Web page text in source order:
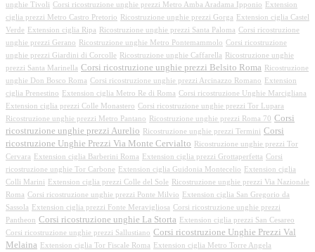
unghie Tivoli Corsi ricostruzione unghie prezzi Metro Amba Aradama Ipponio
Extension
ciglia prezzi Metro Castro Pretorio
Ricostruzione unghie prezzi Gorga
Extension ciglia Castel
Verde
Extension ciglia Ripa Ricostruzione unghie prezzi Santa Paloma Corsi ricostruzione
unghie prezzi Gerano
Ricostruzione unghie Metro Pontemammolo Corsi ricostruzione
unghie prezzi Giardini di Corcolle
Ricostruzione unghie Caffarella
Ricostruzione unghie
prezzi Santa Marinella Corsi ricostruzione unghie prezzi Belsito Roma
Ricostruzione
unghie Don Bosco Roma Corsi ricostruzione unghie prezzi Arcinazzo Romano
Extension
ciglia Prenestino
Extension ciglia Metro Re di Roma Corsi ricostruzione Unghie Marcigliana
Extension ciglia prezzi Colle Monastero Corsi ricostruzione unghie prezzi Tor Lupara
Ricostruzione unghie prezzi Metro Pantano
Ricostruzione unghie prezzi Roma 70 Corsi
ricostruzione unghie prezzi Aurelio
Ricostruzione unghie prezzi Termini Corsi
ricostruzione Unghie Prezzi Via Monte Cervialto
Ricostruzione unghie prezzi Tor
Cervara
Extension ciglia Barberini Roma Extension ciglia prezzi Grottaperfetta Corsi
ricostruzione unghie Tor Carbone
Extension ciglia Guidonia Montecelio
Extension ciglia
Colli Marini
Extension ciglia prezzi Colle del Sole
Ricostruzione unghie prezzi Via Nazionale
Roma Corsi ricostruzione unghie prezzi Ponte Milvio
Extension ciglia San Gregorio da
Sassola
Extension ciglia prezzi Fonte Meravigliosa Corsi ricostruzione unghie prezzi
Pantheon Corsi ricostruzione unghie La Storta
Extension ciglia prezzi San Cesareo
Corsi ricostruzione unghie prezzi Sallustiano Corsi ricostruzione Unghie Prezzi Val
Melaina
Extension ciglia Tor Fiscale Roma
Extension ciglia Metro Torre Angela